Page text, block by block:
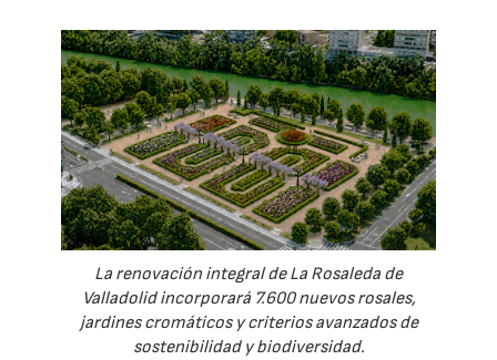
La renovación integral de La Rosaleda de
Valladolid incorporará 7.600 nuevos rosales,
jardines cromáticos y criterios avanzados de
sostenibilidad y biodiversidad.